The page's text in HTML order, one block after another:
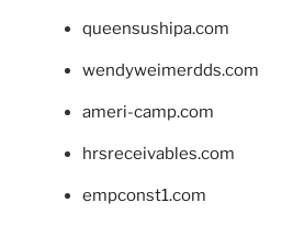
queensushipa.com
wendyweimerdds.com
ameri-camp.com
hrsreceivables.com
empconst1.com